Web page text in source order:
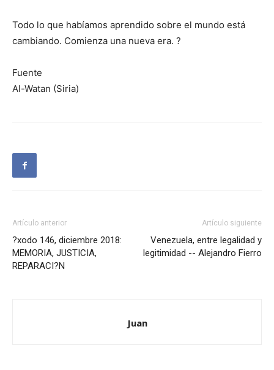
Todo lo que habíamos aprendido sobre el mundo está
cambiando. Comienza una nueva era. ?
Fuente
Al-Watan (Siria)
Artículo anterior
?xodo 146, diciembre 2018:
MEMORIA, JUSTICIA,
REPARACI?N
Artículo siguiente
Venezuela, entre legalidad y
legitimidad -- Alejandro Fierro
Juan